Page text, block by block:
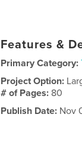
Features &
Primary Category:
Project Option:
# of Pages: 80
Publish Date: Nov